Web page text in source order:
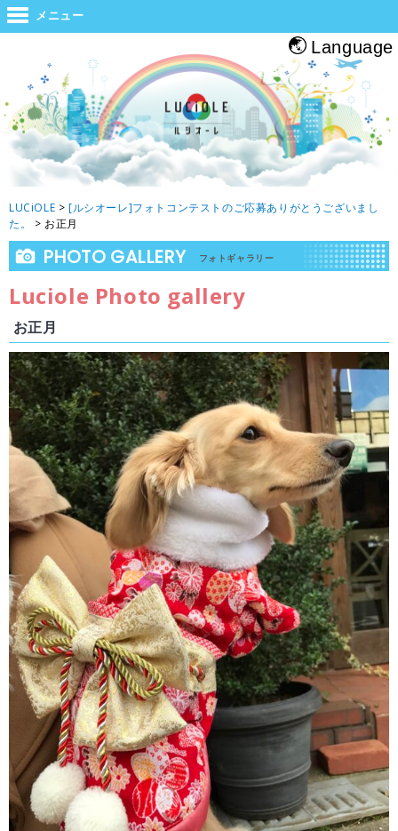
世界と大阪をつなぐジャンクション。旅をする人・帰る人・地元の人がホッと
メニュー
Language
LUCiOLE >[ルシオーレ]フォトコンテストのご応募ありがとうございまし
た。
> お正月
PHOTO GALLERY フォトギャラリー
Luciole Photo gallery
お正月